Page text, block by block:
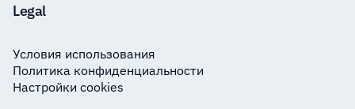
Legal
Условия использования
Политика конфиденциальности
Настройки cookies